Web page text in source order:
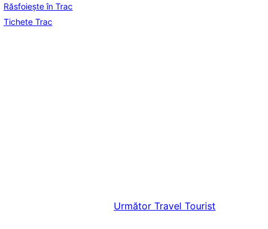
Răsfoiește în Trac
Tichete Trac
Următor Travel Tourist